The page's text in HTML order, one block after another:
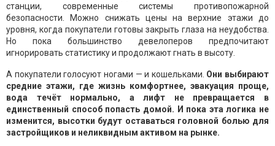
станции, современные системы противопожарной
безопасности. Можно снижать цены на верхние этажи до
уровня, когда покупатели готовы закрыть глаза на неудобства.
Но пока большинство девелоперов предпочитают
игнорировать статистику и продолжают гнать в высоту.
А покупатели голосуют ногами — и кошельками. Они выбирают
средние этажи, где жизнь комфортнее, эвакуация проще,
вода течёт нормально, а лифт не превращается в
единственный способ попасть домой. И пока эта логика не
изменится, высотки будут оставаться головной болью для
застройщиков и неликвидным активом на рынке.